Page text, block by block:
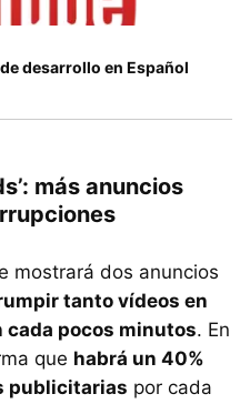
desarrollo en Español
más anuncios
mostrará dos anuncios
tanto vídeos en
pocos minutos. En
que habrá un 40%
publicitarias por cada